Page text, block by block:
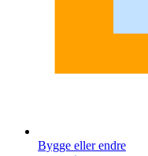
Bygge eller endre